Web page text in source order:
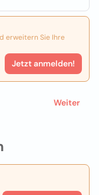
erweitern Sie Ihre
Jetzt anmelden!
Weiter